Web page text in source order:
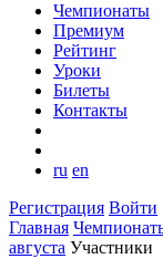
Чемпионаты
Премиум
Рейтинг
Уроки
Билеты
Контакты
ru en
Регистрация Войти
Главная
августа Участники